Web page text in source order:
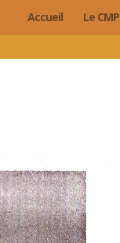
Accueil Le CMP